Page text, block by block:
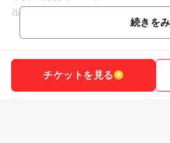
ル」を開催中！映画公開を記念し
続きを
チケットを見る